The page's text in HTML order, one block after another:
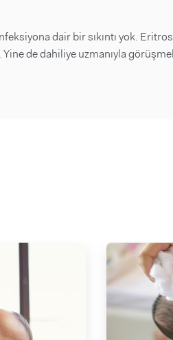
dair bir sıkıntı yok.
de dahiliye uzmanıyla